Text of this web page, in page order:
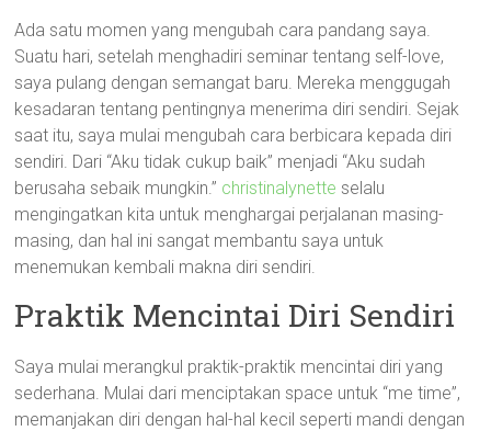
Ada satu momen yang mengubah cara pandang saya.
Suatu hari, setelah menghadiri seminar tentang self-love,
saya pulang dengan semangat baru. Mereka menggugah
kesadaran tentang pentingnya menerima diri sendiri. Sejak
saat itu, saya mulai mengubah cara berbicara kepada diri
sendiri. Dari “Aku tidak cukup baik” menjadi “Aku sudah
berusaha sebaik mungkin.” christinalynette selalu
mengingatkan kita untuk menghargai perjalanan masing-
masing, dan hal ini sangat membantu saya untuk
menemukan kembali makna diri sendiri.
Praktik Mencintai Diri Sendiri
Saya mulai merangkul praktik-praktik mencintai diri yang
sederhana. Mulai dari menciptakan space untuk “me time”,
memanjakan diri dengan hal-hal kecil seperti mandi dengan